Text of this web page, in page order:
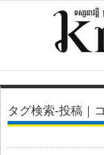
タグ検索-投稿｜